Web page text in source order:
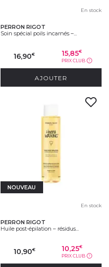
En stock
PERRON RIGOT
Soin spécial poils incarnés –...
16,90€ 15,85€
PRIX CLUB ?
AJOUTER
NOUVEAU
En stock
PERRON RIGOT
Huile post-épilation – résidus...
10,90€ 10,25€
PRIX CLUB ?